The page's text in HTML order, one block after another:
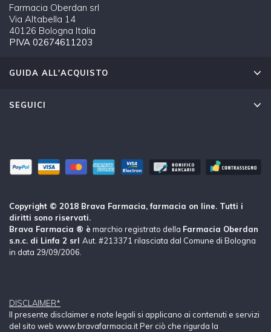
Farmacia Oberdan srl
Via Altabella 14
40126 Bologna Italia
PIVA 02674611203
GUIDA ALL'ACQUISTO
SEGUICI
Copyright © 2018 Brava Farmacia, farmacia on line. Tutti i
diritti sono riservati.
Brava Farmacia ® è marchio registrato della Farmacia Oberdan
s.n.c. di Linfa 2 srl Aut. #213371 rilasciata dal Comune di Bologna
in data 29/09/2006.
DISCLAIMER*
Il presente disclaimer e note legali si applicano ai contenuti e servizi
del sito web www.bravafarmacia.it Per ciò che rigurda la